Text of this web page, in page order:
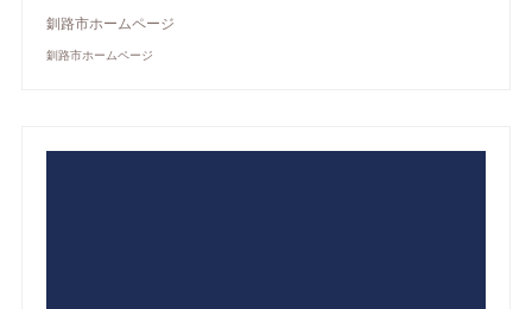
釧路市ホームページ
釧路市ホームページ